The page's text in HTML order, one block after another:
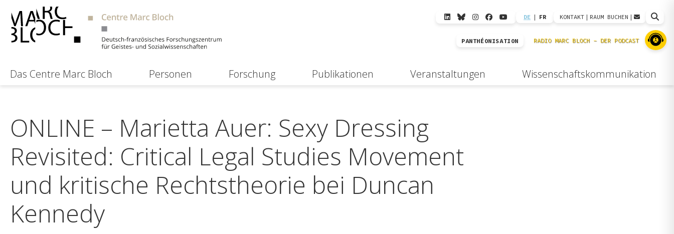
DE | FR KONTAKT | RAUM BUCHEN |
PANTHÉONISATION
Das Centre Marc Bloch Personen Forschung Publikationen Veranstaltungen Wissenschaftskommunikation
ONLINE – Marietta Auer: Sexy Dressing
Revisited: Critical Legal Studies Movement
und kritische Rechtstheorie bei Duncan
Kennedy